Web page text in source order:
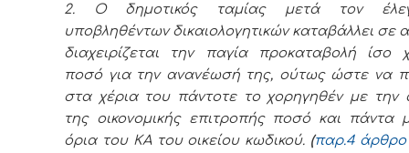
2. Ο δημοτικός ταμίας μετά τον
υποβληθέντων δικαιολογητικών καταβάλλει σε
διαχειρίζεται την παγία προκαταβολή ίσο
ποσό για την ανανέωσή της, ούτως ώστε να
στα χέρια του πάντοτε το χορηγηθέν με
της οικονομικής επιτροπής ποσό και πάντα
όρια του ΚΑ του οικείου κωδικού. (παρ.4 άρθρο